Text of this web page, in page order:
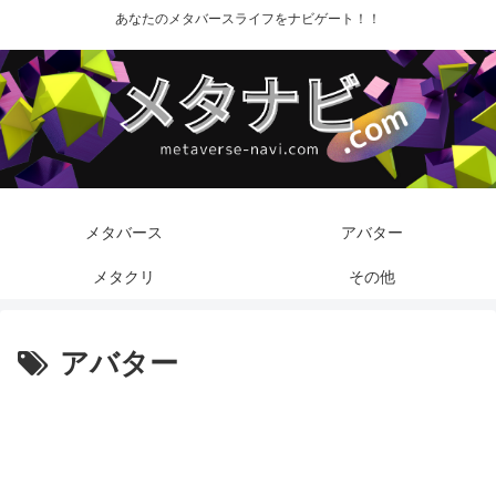
あなたのメタバースライフをナビゲート！！
メタバース アバター
メタクリ その他
アバター